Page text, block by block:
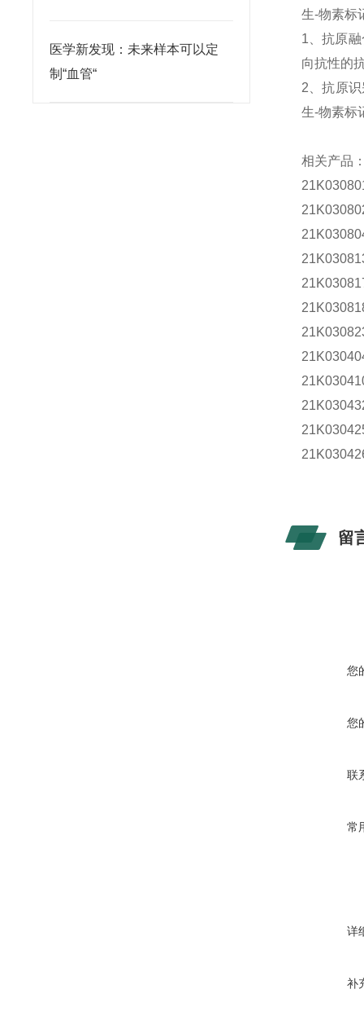
医学新发现：未来样本可以定
制“血管“
生-物素标
1 、抗原
向抗性的
2 、抗原
生-物素标
相关产品
留
您
您
联
常
详
补